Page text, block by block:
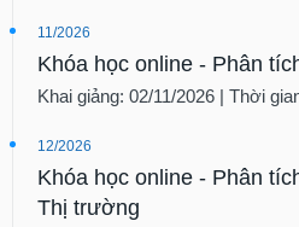
11/2026
Khóa học online - Phân
Khai giảng: 02/11/2026 | Thời
12/2026
Khóa học online - Phân
Thị trường